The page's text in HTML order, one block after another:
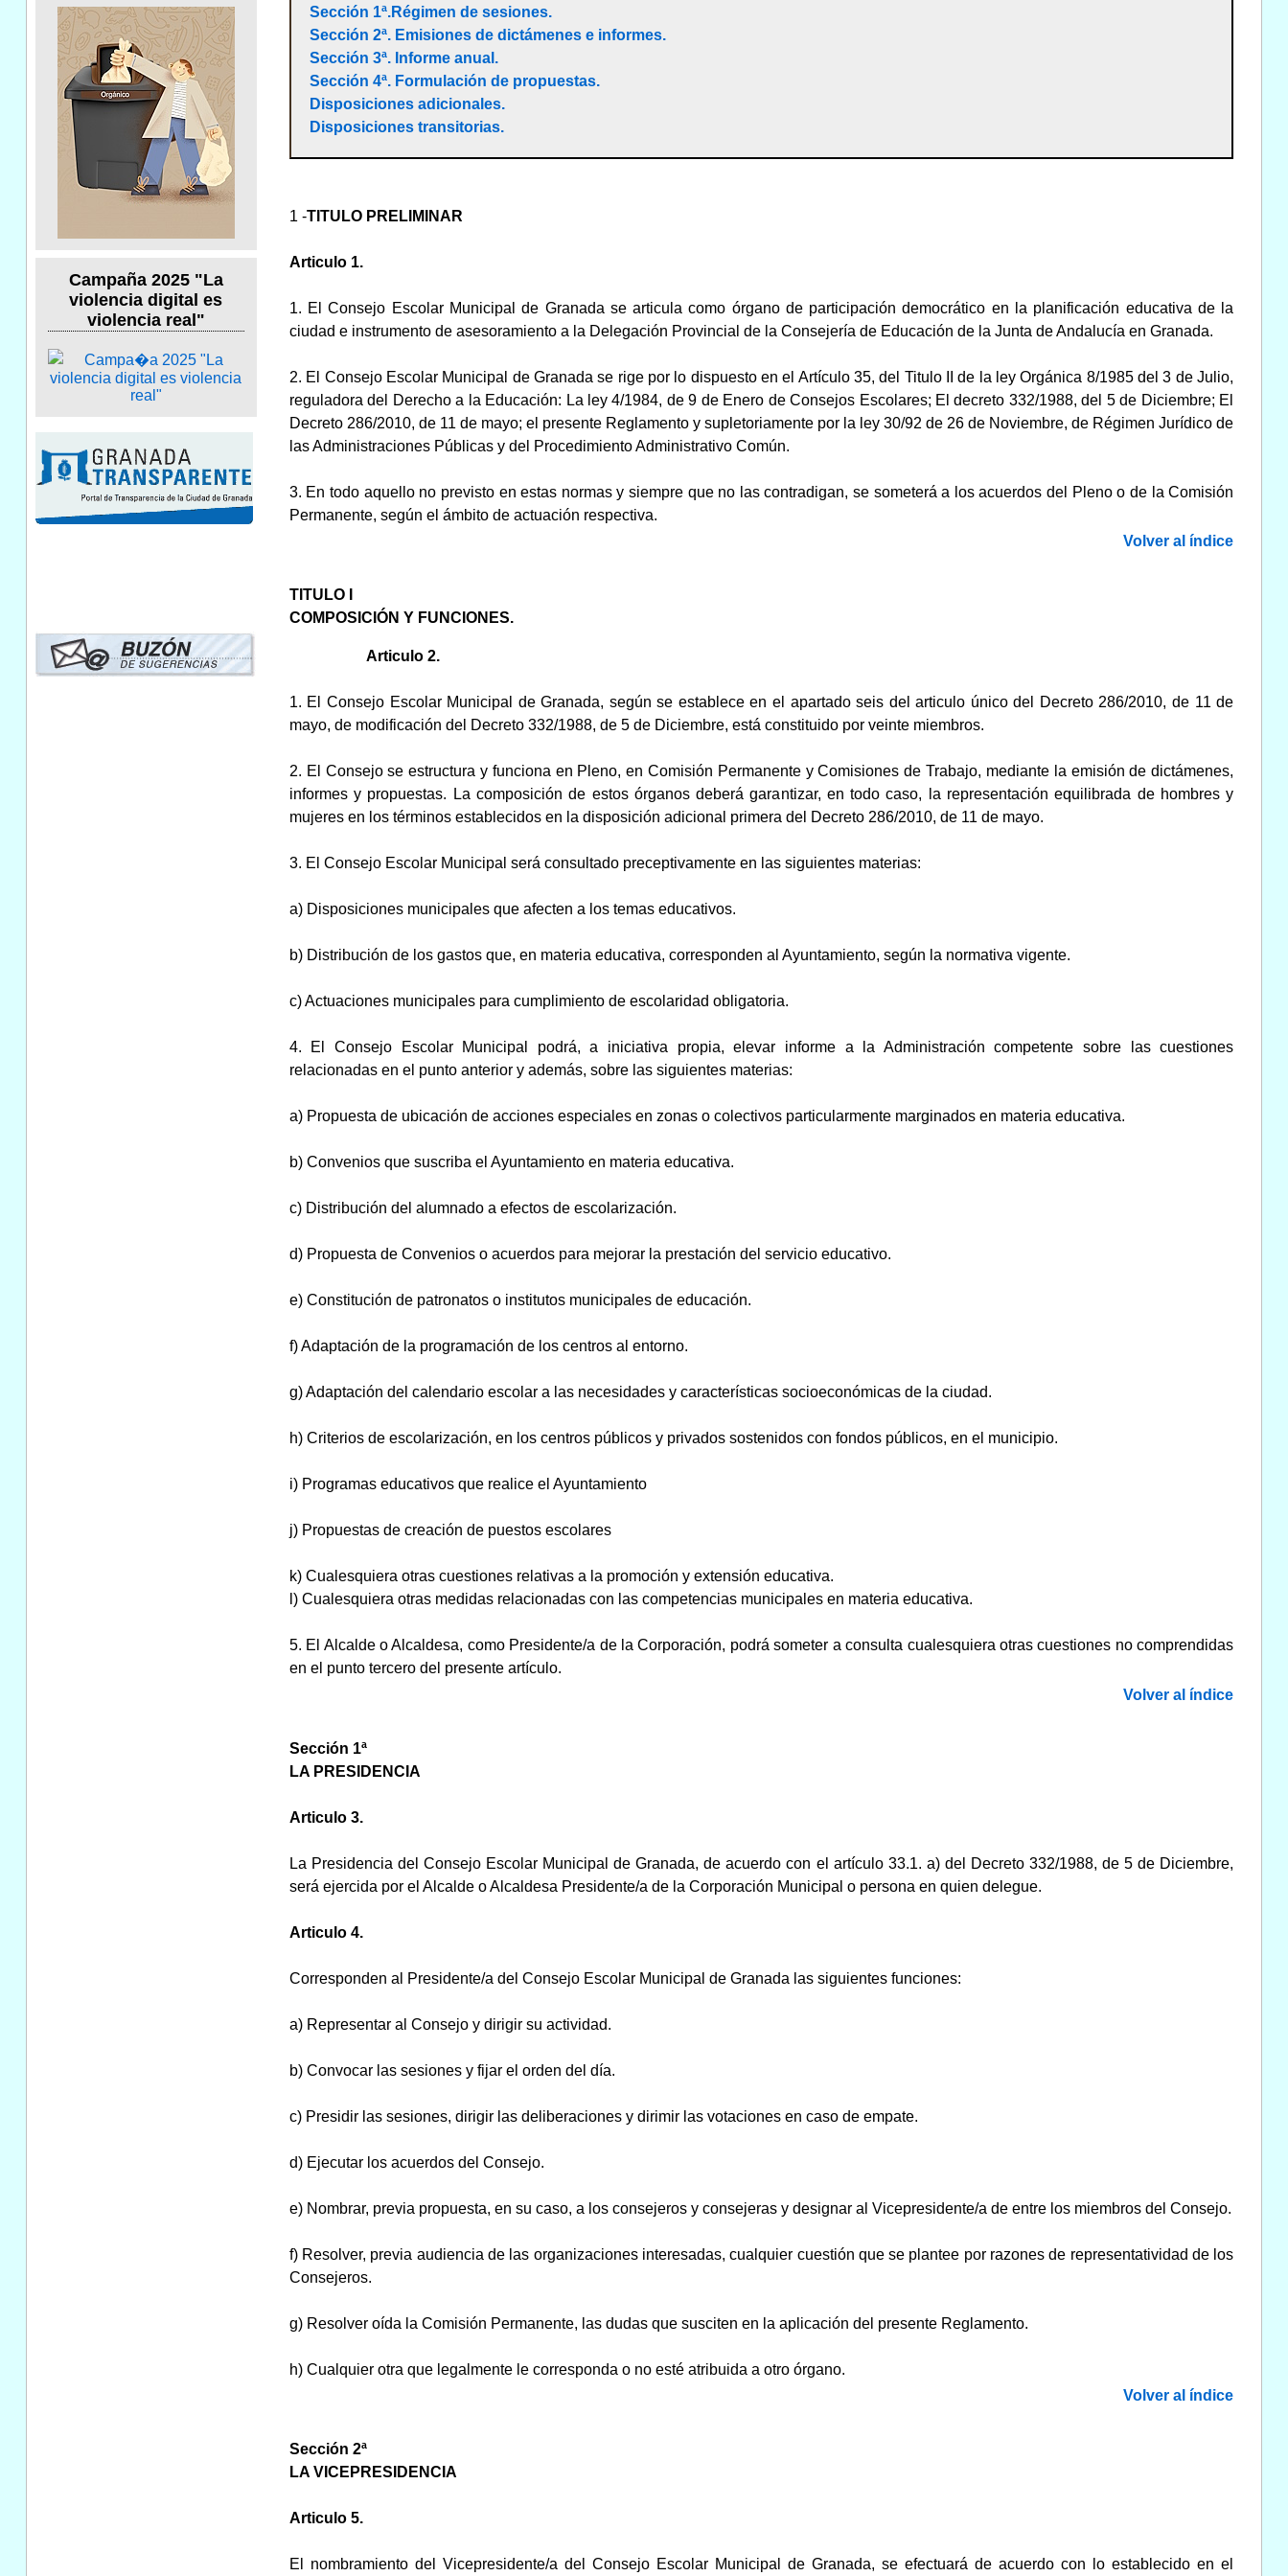
Campaña 2025 "La
violencia digital es
violencia real"
Sección 1ª.Régimen de sesiones.
Sección 2ª. Emisiones de dictámenes e informes.
Sección 3ª. Informe anual.
Sección 4ª. Formulación de propuestas.
Disposiciones adicionales.
Disposiciones transitorias.
1 -TITULO PRELIMINAR
Articulo 1.
1. El Consejo Escolar Municipal de Granada se articula como órgano de participación democrático en la planificación educativa de la
ciudad e instrumento de asesoramiento a la Delegación Provincial de la Consejería de Educación de la Junta de Andalucía en Granada.
2. El Consejo Escolar Municipal de Granada se rige por lo dispuesto en el Artículo 35, del Titulo II de la ley Orgánica 8/1985 del 3 de Julio,
reguladora del Derecho a la Educación: La ley 4/1984, de 9 de Enero de Consejos Escolares; El decreto 332/1988, del 5 de Diciembre; El
Decreto 286/2010, de 11 de mayo; el presente Reglamento y supletoriamente por la ley 30/92 de 26 de Noviembre, de Régimen Jurídico de
las Administraciones Públicas y del Procedimiento Administrativo Común.
3. En todo aquello no previsto en estas normas y siempre que no las contradigan, se someterá a los acuerdos del Pleno o de la Comisión
Permanente, según el ámbito de actuación respectiva.
Volver al índice
TITULO I
COMPOSICIÓN Y FUNCIONES.
Articulo 2.
1. El Consejo Escolar Municipal de Granada, según se establece en el apartado seis del articulo único del Decreto 286/2010, de 11 de
mayo, de modificación del Decreto 332/1988, de 5 de Diciembre, está constituido por veinte miembros.
2. El Consejo se estructura y funciona en Pleno, en Comisión Permanente y Comisiones de Trabajo, mediante la emisión de dictámenes,
informes y propuestas. La composición de estos órganos deberá garantizar, en todo caso, la representación equilibrada de hombres y
mujeres en los términos establecidos en la disposición adicional primera del Decreto 286/2010, de 11 de mayo.
3. El Consejo Escolar Municipal será consultado preceptivamente en las siguientes materias:
a) Disposiciones municipales que afecten a los temas educativos.
b) Distribución de los gastos que, en materia educativa, corresponden al Ayuntamiento, según la normativa vigente.
c) Actuaciones municipales para cumplimiento de escolaridad obligatoria.
4. El Consejo Escolar Municipal podrá, a iniciativa propia, elevar informe a la Administración competente sobre las cuestiones
relacionadas en el punto anterior y además, sobre las siguientes materias:
a) Propuesta de ubicación de acciones especiales en zonas o colectivos particularmente marginados en materia educativa.
b) Convenios que suscriba el Ayuntamiento en materia educativa.
c) Distribución del alumnado a efectos de escolarización.
d) Propuesta de Convenios o acuerdos para mejorar la prestación del servicio educativo.
e) Constitución de patronatos o institutos municipales de educación.
f) Adaptación de la programación de los centros al entorno.
g) Adaptación del calendario escolar a las necesidades y características socioeconómicas de la ciudad.
h) Criterios de escolarización, en los centros públicos y privados sostenidos con fondos públicos, en el municipio.
i) Programas educativos que realice el Ayuntamiento
j) Propuestas de creación de puestos escolares
k) Cualesquiera otras cuestiones relativas a la promoción y extensión educativa.
l) Cualesquiera otras medidas relacionadas con las competencias municipales en materia educativa.
5. El Alcalde o Alcaldesa, como Presidente/a de la Corporación, podrá someter a consulta cualesquiera otras cuestiones no comprendidas
en el punto tercero del presente artículo.
Volver al índice
Sección 1ª
LA PRESIDENCIA
Articulo 3.
La Presidencia del Consejo Escolar Municipal de Granada, de acuerdo con el artículo 33.1. a) del Decreto 332/1988, de 5 de Diciembre,
será ejercida por el Alcalde o Alcaldesa Presidente/a de la Corporación Municipal o persona en quien delegue.
Articulo 4.
Corresponden al Presidente/a del Consejo Escolar Municipal de Granada las siguientes funciones:
a) Representar al Consejo y dirigir su actividad.
b) Convocar las sesiones y fijar el orden del día.
c) Presidir las sesiones, dirigir las deliberaciones y dirimir las votaciones en caso de empate.
d) Ejecutar los acuerdos del Consejo.
e) Nombrar, previa propuesta, en su caso, a los consejeros y consejeras y designar al Vicepresidente/a de entre los miembros del Consejo.
f) Resolver, previa audiencia de las organizaciones interesadas, cualquier cuestión que se plantee por razones de representatividad de los
Consejeros.
g) Resolver oída la Comisión Permanente, las dudas que susciten en la aplicación del presente Reglamento.
h) Cualquier otra que legalmente le corresponda o no esté atribuida a otro órgano.
Volver al índice
Sección 2ª
LA VICEPRESIDENCIA
Articulo 5.
El nombramiento del Vicepresidente/a del Consejo Escolar Municipal de Granada, se efectuará de acuerdo con lo establecido en el